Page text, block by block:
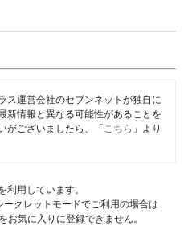
ス運営会社のセブンネットが独自に
新情報と異なる可能性があることを
がございましたら、「 こちら 」より
利用しています。
クレットモードでご利用の場合は
気に入りに登録できません。